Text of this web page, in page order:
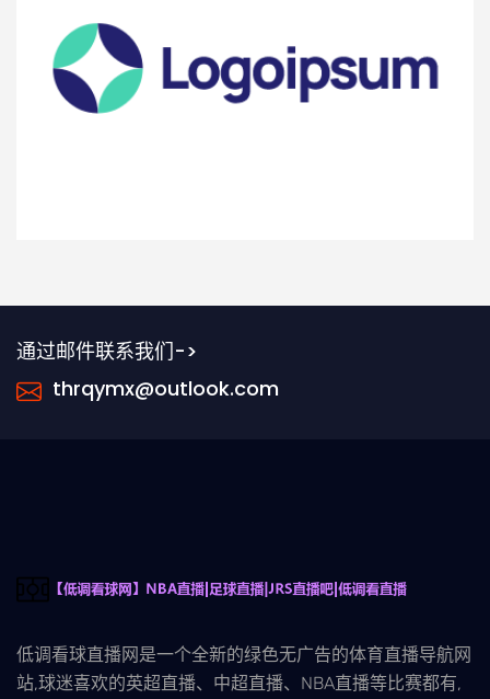
通过邮件联系我们->
thrqymx@outlook.com
低调看球直播网是一个全新的绿色无广告的体育直播导航网
站,球迷喜欢的英超直播、中超直播、NBA直播等比赛都有,